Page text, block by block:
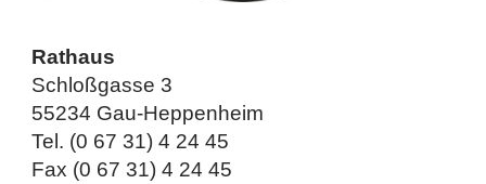
Rathaus
Schloßgasse 3
55234 Gau-Heppenheim
Tel. (0 67 31) 4 24 45
Fax (0 67 31) 4 24 45